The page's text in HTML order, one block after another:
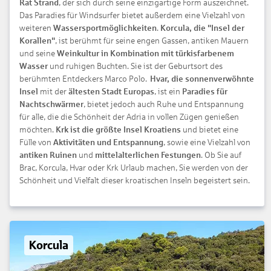
Rat Strand , der sich durch seine einzigartige Form auszeichnet.
Das Paradies für Windsurfer bietet außerdem eine Vielzahl von
weiteren Wassersportmöglichkeiten. Korcula, die "Insel der
Korallen", ist berühmt für seine engen Gassen, antiken Mauern
und seine Weinkultur in Kombination mit türkisfarbenem
Wasserund ruhigen Buchten. Sie ist der Geburtsort des
berühmten Entdeckers Marco Polo. Hvar, die sonnenverwöhnte
Insel mit der ältesten Stadt Europas, ist ein Paradies für
Nachtschwärmer, bietet jedoch auch Ruhe und Entspannung
für alle, die die Schönheit der Adria in vollen Zügen genießen
möchten. Krk ist die größte Insel Kroatiens und bietet eine
Fülle von Aktivitäten und Entspannung, sowie eine Vielzahl von
antiken Ruinen und mittelalterlichen Festungen. Ob Sie auf
Brac, Korcula, Hvar oder Krk Urlaub machen, Sie werden von der
Schönheit und Vielfalt dieser kroatischen Inseln begeistert sein.
Korcula